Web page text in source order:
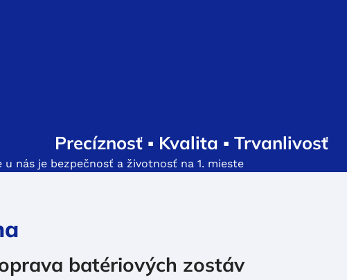
Precíznosť ▪ Kvalita ▪ Trvanlivosť
nás je bezpečnosť a životnosť na 1. mieste
batériových zostáv